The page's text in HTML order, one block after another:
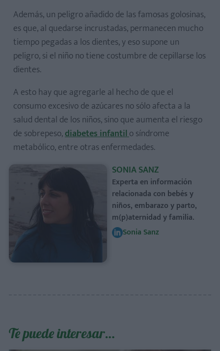
Además, un peligro añadido de las famosas golosinas,
es que, al quedarse incrustadas, permanecen mucho
tiempo pegadas a los dientes, y eso supone un
peligro, si el niño no tiene costumbre de cepillarse los
dientes.
A esto hay que agregarle al hecho de que el
consumo excesivo de azúcares no sólo afecta a la
salud dental de los niños, sino que aumenta el riesgo
de sobrepeso,diabetes infantilo síndrome
metabólico, entre otras enfermedades.
SONIA SANZ
Experta en información
relacionada con bebés y
niños, embarazo y parto,
m(p)aternidad y familia.
Sonia Sanz
Te puede interesar…